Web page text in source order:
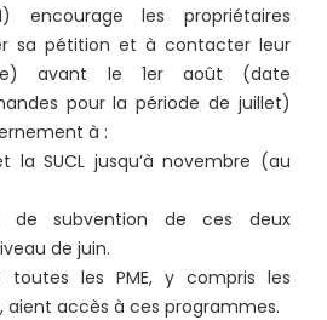
encourage les propriétaires
sa pétition et à contacter leur
avant le 1er août (date
pour la période de juillet)
à :
la SUCL jusqu’à novembre (au
de subvention de ces deux
de juin.
toutes les PME, y compris les
aient accès à ces programmes.